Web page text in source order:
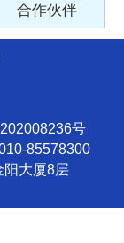
合作伙伴
号
85578300
阳大厦8层